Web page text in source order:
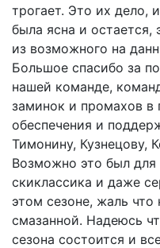
трогает. Это их дело,
была ясна и остается,
из возможного на
Большое спасибо за
нашей команде,
заминок и промахов в
обеспечения и
Тимонину, Кузнецову,
Возможно это был для
скиклассика и даже
этом сезоне, жаль что
смазанной. Надеюсь
сезона состоится и